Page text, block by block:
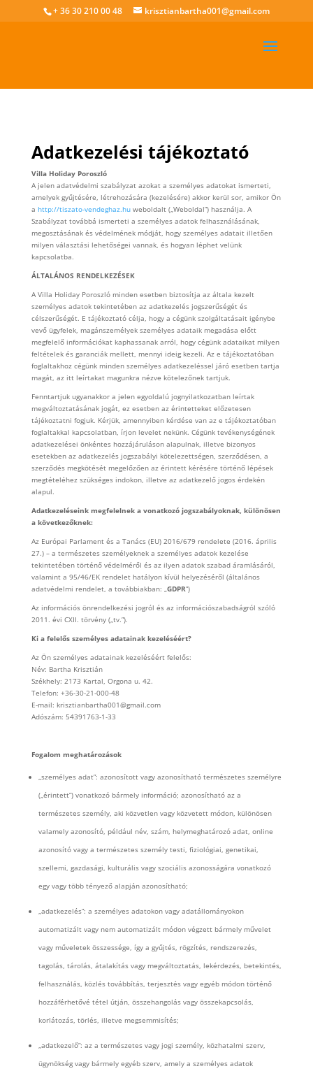
+ 36 30 210 00 48 krisztianbartha001@gmail.com
Adatkezelési tájékoztató
Villa Holiday Poroszló
A jelen adatvédelmi szabályzat azokat a személyes adatokat ismerteti,
amelyek gyűjtésére, létrehozására (kezelésére) akkor kerül sor, amikor Ön
a http://tiszato-vendeghaz.huweboldalt („Weboldal”) használja. A
Szabályzat továbbá ismerteti a személyes adatok felhasználásának,
megosztásának és védelmének módját, hogy személyes adatait illetően
milyen választási lehetőségei vannak, és hogyan léphet velünk
kapcsolatba.
ÁLTALÁNOS RENDELKEZÉSEK
A Villa Holiday Poroszló minden esetben biztosítja az általa kezelt
személyes adatok tekintetében az adatkezelés jogszerűségét és
célszerűségét. E tájékoztató célja, hogy a cégünk szolgáltatásait igénybe
vevő ügyfelek, magánszemélyek személyes adataik megadása előtt
megfelelő információkat kaphassanak arról, hogy cégünk adataikat milyen
feltételek és garanciák mellett, mennyi ideig kezeli. Az e tájékoztatóban
foglaltakhoz cégünk minden személyes adatkezeléssel járó esetben tartja
magát, az itt leírtakat magunkra nézve kötelezőnek tartjuk.
Fenntartjuk ugyanakkor a jelen egyoldalú jognyilatkozatban leírtak
megváltoztatásának jogát, ez esetben az érintetteket előzetesen
tájékoztatni fogjuk. Kérjük, amennyiben kérdése van az e tájékoztatóban
foglaltakkal kapcsolatban, írjon levelet nekünk. Cégünk tevékenységének
adatkezelései önkéntes hozzájáruláson alapulnak, illetve bizonyos
esetekben az adatkezelés jogszabályi kötelezettségen, szerződésen, a
szerződés megkötését megelőzően az érintett kérésére történő lépések
megtételéhez szükséges indokon, illetve az adatkezelő jogos érdekén
alapul.
Adatkezeléseink megfelelnek a vonatkozó jogszabályoknak, különösen
a következőknek:
Az Európai Parlament és a Tanács (EU) 2016/679 rendelete (2016. április
27.) – a természetes személyeknek a személyes adatok kezelése
tekintetében történő védelméről és az ilyen adatok szabad áramlásáról,
valamint a 95/46/EK rendelet hatályon kívül helyezéséről (általános
adatvédelmi rendelet, a továbbiakban: „GDPR”)
Az információs önrendelkezési jogról és az információszabadságról szóló
2011. évi CXII. törvény („tv.”).
Ki a felelős személyes adatainak kezeléséért?
Az Ön személyes adatainak kezeléséért felelős:
Név: Bartha Krisztián
Székhely: 2173 Kartal, Orgona u. 42.
Telefon: +36-30-21-000-48
E-mail: krisztianbartha001@gmail.com
Adószám: 54391763-1-33
Fogalom meghatározások
„személyes adat”: azonosított vagy azonosítható természetes személyre
(„érintett”) vonatkozó bármely információ; azonosítható az a
természetes személy, aki közvetlen vagy közvetett módon, különösen
valamely azonosító, például név, szám, helymeghatározó adat, online
azonosító vagy a természetes személy testi, fiziológiai, genetikai,
szellemi, gazdasági, kulturális vagy szociális azonosságára vonatkozó
egy vagy több tényező alapján azonosítható;
„adatkezelés”: a személyes adatokon vagy adatállományokon
automatizált vagy nem automatizált módon végzett bármely művelet
vagy műveletek összessége, így a gyűjtés, rögzítés, rendszerezés,
tagolás, tárolás, átalakítás vagy megváltoztatás, lekérdezés, betekintés,
felhasználás, közlés továbbítás, terjesztés vagy egyéb módon történő
hozzáférhetővé tétel útján, összehangolás vagy összekapcsolás,
korlátozás, törlés, illetve megsemmisítés;
„adatkezelő”: az a természetes vagy jogi személy, közhatalmi szerv,
ügynökség vagy bármely egyéb szerv, amely a személyes adatok